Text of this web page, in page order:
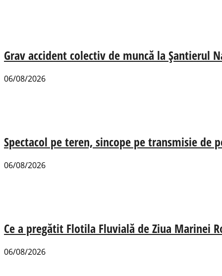
Grav accident colectiv de muncă la Șantierul
06/08/2026
Spectacol pe teren, sincope pe transmisie
06/08/2026
Ce a pregătit Flotila Fluvială de Ziua Marinei
06/08/2026